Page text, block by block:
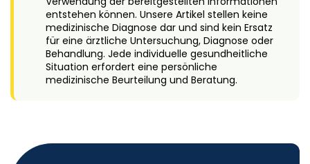
entstehen können. Unsere Artikel stellen keine
medizinische Diagnose dar und sind kein Ersatz
für eine ärztliche Untersuchung, Diagnose oder
Behandlung. Jede individuelle gesundheitliche
Situation erfordert eine persönliche
medizinische Beurteilung und Beratung.